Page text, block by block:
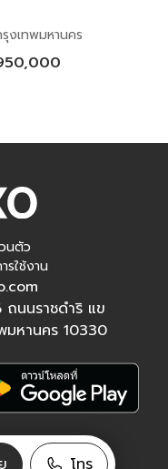
งเทพมหานคร
โทร
นตัว
รใช้งาน
ถนนราชดำริ แข
มหานคร 10330